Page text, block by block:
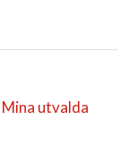
Mina utvalda